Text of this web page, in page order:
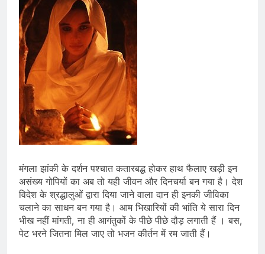
मंगला झांकी के दर्शन पश्चात कतारबद्ध होकर हाथ फैलाए खड़ी इन
असंख्य गोपियों का अब तो यही जीवन और दिनचर्या बन गया है। देश
विदेश के श्रद्धालुओं द्वारा दिया जाने वाला दान ही इनकी जीविका
चलाने का साधन बन गया है। आम भिखारियों की भांति ये सारा दिन
भीख नहीं मांगती, ना ही आगंतुकों के पीछे पीछे दौड़ लगाती हैं । बस,
पेट भरने जितना मिल जाए तो भजन कीर्तन में रम जाती हैं।